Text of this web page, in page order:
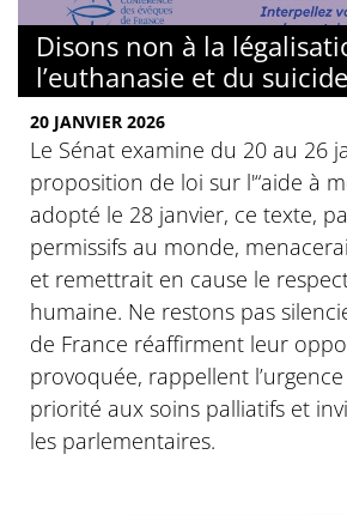
Disons non à la
l’euthanasie et du
20 JANVIER 2026
Le Sénat examine du 20 au 26
proposition de loi sur l'“aide à
adopté le 28 janvier, ce texte,
permissifs au monde,
et remettrait en cause le
humaine. Ne restons pas
de France réaffirment leur
provoquée, rappellent
priorité aux soins palliatifs et
les parlementaires.